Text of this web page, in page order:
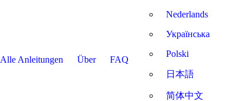
Alle Anleitungen Über FAQ
Nederlands
Українська
Polski
日本語
简体中文